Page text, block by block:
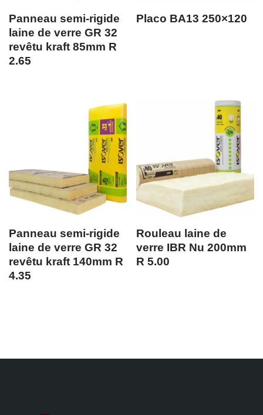
Panneau semi-rigide
laine de verre GR 32
revêtu kraft 85mm R
2.65
Placo BA13 250×120
Panneau semi-rigide
laine de verre GR 32
revêtu kraft 140mm R
4.35
Rouleau laine de
verre IBR Nu 200mm
R 5.00